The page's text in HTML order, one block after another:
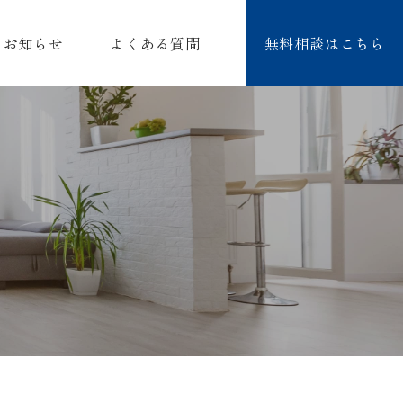
お知らせ よくある質問 無料相談はこちら